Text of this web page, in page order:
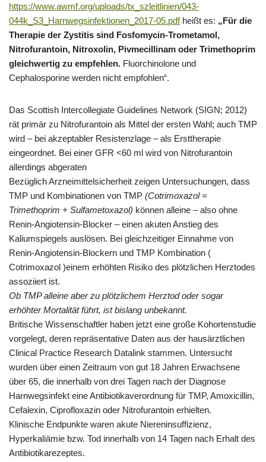
https://www.awmf.org/uploads/tx_szleitlinien/043-
044k_S3_Harnwegsinfektionen_2017-05.pdfheißt es: „Für die
Therapie der Zystitis sind Fosfomycin-Trometamol,
Nitrofurantoin, Nitroxolin, Pivmecillinam oder Trimethoprim
gleichwertig zu empfehlen. Fluorchinolone und
Cephalosporine werden nicht empfohlen“.
Das Scottish Intercollegiate Guidelines Network (SIGN; 2012)
rät primär zu Nitrofurantoin als Mittel der ersten Wahl; auch TMP
wird – bei akzeptabler Resistenzlage – als Ersttherapie
eingeordnet. Bei einer GFR <60 ml wird von Nitrofurantoin
allerdings abgeraten
Bezüglich Arzneimittelsicherheit zeigen Untersuchungen, dass
TMP und Kombinationen von TMP (Cotrimoxazol =
Trimethoprim + Sulfametoxazol) können alleine – also ohne
Renin-Angiotensin-Blocker – einen akuten Anstieg des
Kaliumspiegels auslösen. Bei gleichzeitiger Einnahme von
Renin-Angiotensin-Blockern und TMP Kombination (
Cotrimoxazol )einem erhöhten Risiko des plötzlichen Herztodes
assoziiert ist.
Ob TMP alleine aber zu plötzlichem Herztod oder sogar
erhöhter Mortalität führt, ist bislang unbekannt.
Britische Wissenschaftler haben jetzt eine große Kohortenstudie
vorgelegt, deren repräsentative Daten aus der hausärztlichen
Clinical Practice Research Datalink stammen. Untersucht
wurden über einen Zeitraum von gut 18 Jahren Erwachsene
über 65, die innerhalb von drei Tagen nach der Diagnose
Harnwegsinfekt eine Antibiotikaverordnung für TMP, Amoxicillin,
Cefalexin, Ciprofloxazin oder Nitrofurantoin erhielten.
Klinische Endpunkte waren akute Niereninsuffizienz,
Hyperkaliämie bzw. Tod innerhalb von 14 Tagen nach Erhalt des
Antibiotikarezeptes.